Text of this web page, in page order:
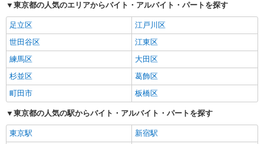
東京都の人気のエリアからバイト・アルバイト・パートを探す
足立区
江戸川区
世田谷区
江東区
練馬区
大田区
杉並区
葛飾区
町田市
板橋区
東京都の人気の駅からバイト・アルバイト・パートを探す
東京駅
新宿駅